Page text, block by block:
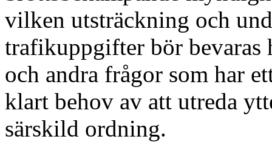
vilken utsträckning och
trafikuppgifter bör bevaras
och andra frågor som har
klart behov av att utreda
särskild ordning.